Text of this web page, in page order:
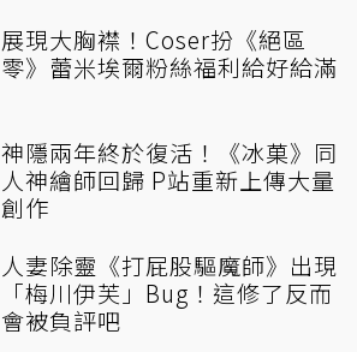
展現大胸襟！Coser扮《絕區
零》蕾米埃爾粉絲福利給好給滿
神隱兩年終於復活！《冰菓》同
人神繪師回歸 P站重新上傳大量
創作
人妻除靈《打屁股驅魔師》出現
「梅川伊芙」Bug！這修了反而
會被負評吧